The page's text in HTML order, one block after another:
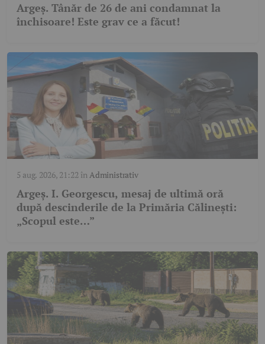
Argeș. Tânăr de 26 de ani condamnat la
închisoare! Este grav ce a făcut!
5 aug. 2026, 21:22 înAdministrativ
Argeș. I. Georgescu, mesaj de ultimă oră
după descinderile de la Primăria Călinești:
„Scopul este…”